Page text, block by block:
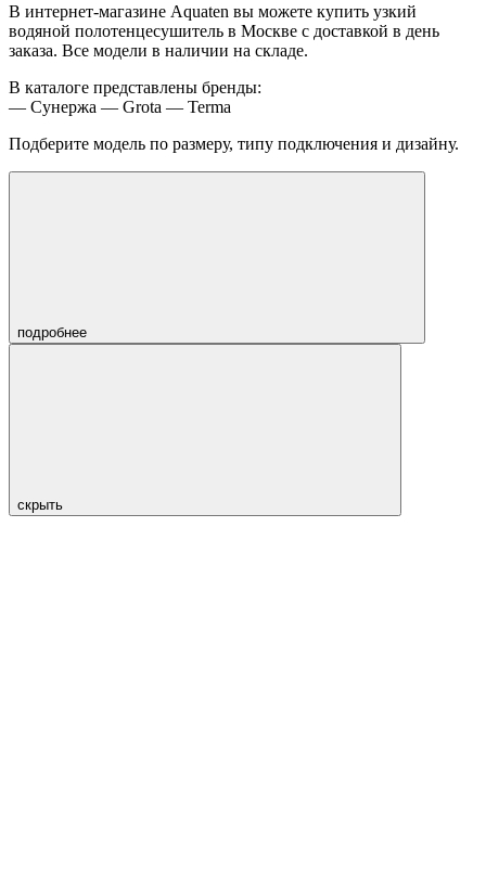
В интернет-магазине Aquaten вы можете купить узкий
водяной полотенцесушитель в Москве с доставкой в день
заказа. Все модели в наличии на складе.
В каталоге представлены бренды:
— Сунержа — Grota — Terma
Подберите модель по размеру, типу подключения и дизайну.
подробнее
скрыть